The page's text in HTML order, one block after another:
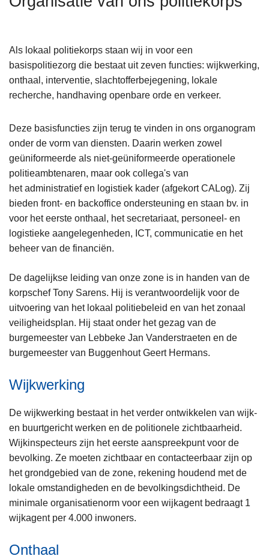
Als lokaal politiekorps staan wij in voor een
basispolitiezorg die bestaat uit zeven functies: wijkwerking,
onthaal, interventie, slachtofferbejegening, lokale
recherche, handhaving openbare orde en verkeer.
Deze basisfuncties zijn terug te vinden in ons organogram
onder de vorm van diensten. Daarin werken zowel
geüniformeerde als niet-geüniformeerde operationele
politieambtenaren, maar ook collega's van
het administratief en logistiek kader (afgekort CALog). Zij
bieden front- en backoffice ondersteuning en staan bv. in
voor het eerste onthaal, het secretariaat, personeel- en
logistieke aangelegenheden, ICT, communicatie en het
beheer van de financiën.
De dagelijkse leiding van onze zone is in handen van de
korpschef Tony Sarens. Hij is verantwoordelijk voor de
uitvoering van het lokaal politiebeleid en van het zonaal
veiligheidsplan. Hij staat onder het gezag van de
burgemeester van Lebbeke Jan Vanderstraeten en de
burgemeester van Buggenhout Geert Hermans.
Wijkwerking
De wijkwerking bestaat in het verder ontwikkelen van wijk-
en buurtgericht werken en de politionele zichtbaarheid.
Wijkinspecteurs zijn het eerste aanspreekpunt voor de
bevolking. Ze moeten zichtbaar en contacteerbaar zijn op
het grondgebied van de zone, rekening houdend met de
lokale omstandigheden en de bevolkingsdichtheid. De
minimale organisatienorm voor een wijkagent bedraagt 1
wijkagent per 4.000 inwoners.
Onthaal